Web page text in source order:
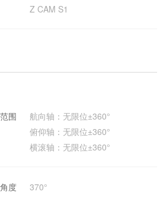
Z CAM S1
围
航向轴：无限位±360°
俯仰轴：无限位±360°
横滚轴：无限位±360°
度 370°